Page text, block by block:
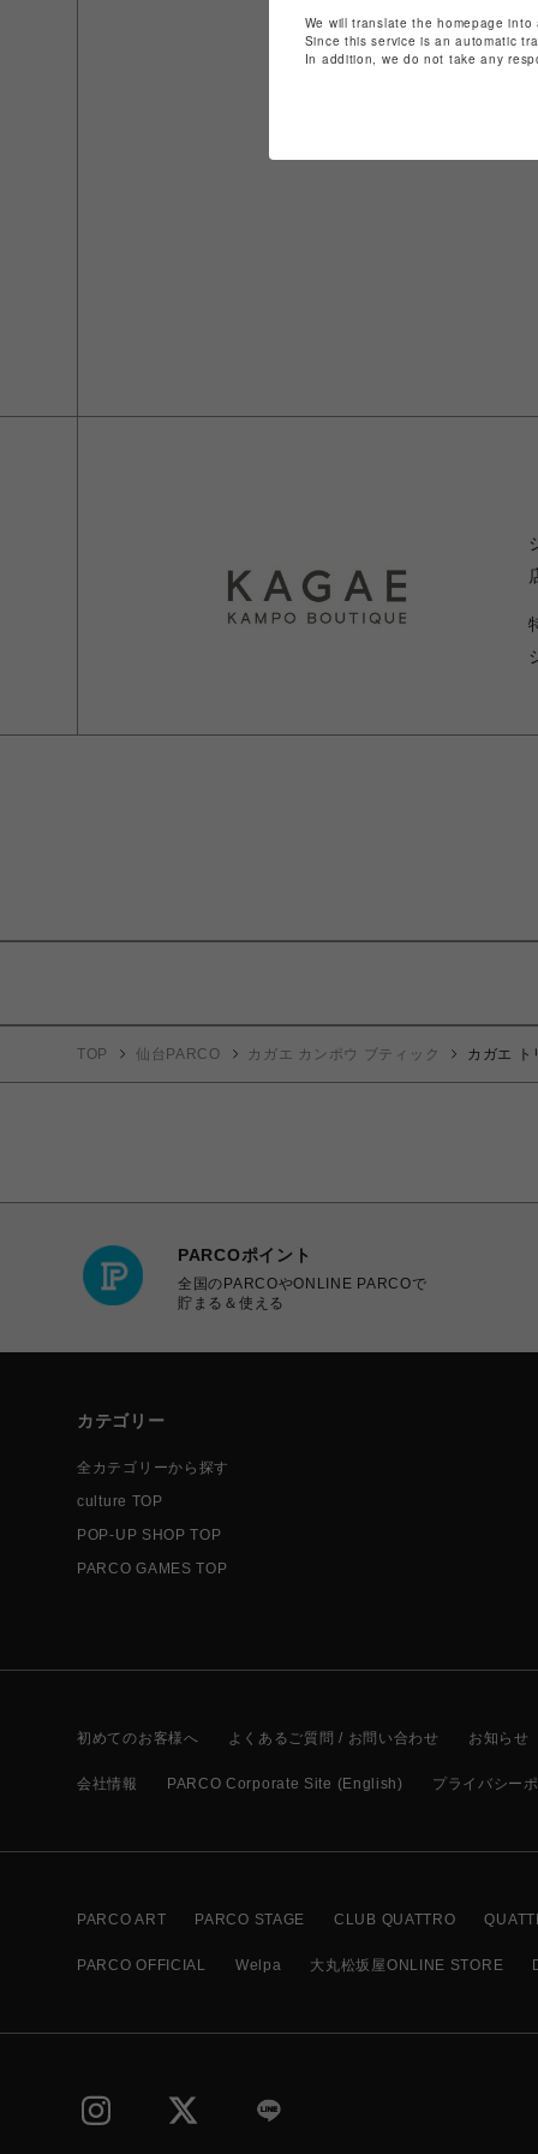
TOP 仙台PARCO カガエ カンポウ ブティック カガエ ト
PARCOポイント
全国のPARCOやONLINE PARCOで
貯まる＆使える
カテゴリー
全カテゴリーから探す
culture TOP
POP-UP SHOP TOP
PARCO GAMES TOP
初めてのお客様へ よくあるご質問 / お問い合わせ お知らせ
会社情報 PARCO Corporate Site (English) プライバシー
PARCO ART PARCO STAGE CLUB QUATTRO
PARCO OFFICIAL Welpa 大丸松坂屋ONLINE STORE
We will translate the homepage
Since this service is an automatic
In addition, we do not take any